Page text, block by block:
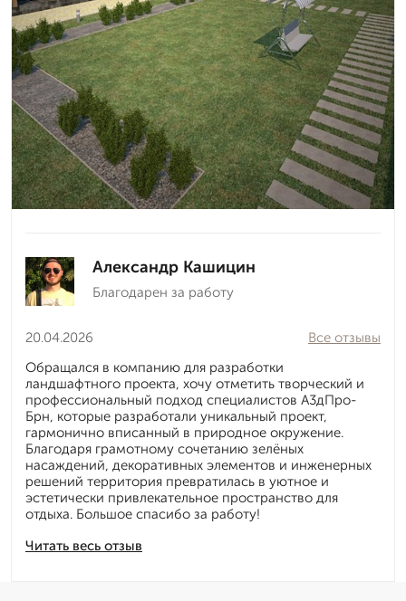
Александр Кашицин
Благодарен за работу
20.04.2026
Читать весь отзыв
Все отзывы
Обращался в компанию для разработки
ландшафтного проекта, хочу отметить творческий и
профессиональный подход специалистов А3дПро-
Брн, которые разработали уникальный проект,
гармонично вписанный в природное окружение.
Благодаря грамотному сочетанию зелёных
насаждений, декоративных элементов и инженерных
решений территория превратилась в уютное и
эстетически привлекательное пространство для
отдыха. Большое спасибо за работу!